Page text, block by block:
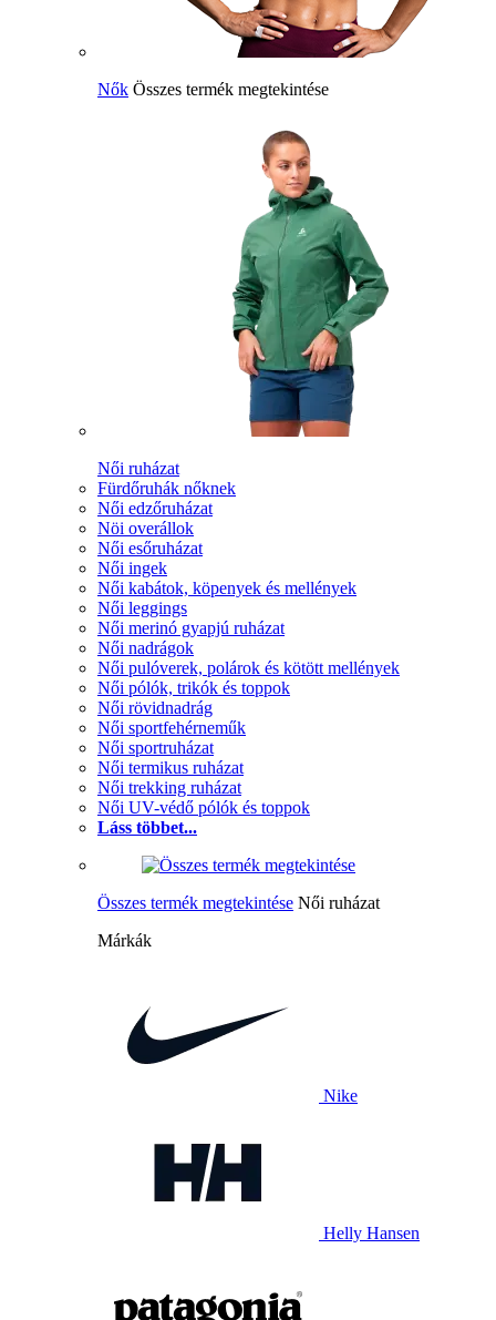
Nők Összes termék megtekintése
Női ruházat
Fürdőruhák nőknek
Női edzőruházat
Nöi overállok
Női esőruházat
Női ingek
Női kabátok, köpenyek és mellények
Női leggings
Női merinó gyapjú ruházat
Női nadrágok
Női pulóverek, polárok és kötött mellények
Női pólók, trikók és toppok
Női rövidnadrág
Női sportfehérneműk
Női sportruházat
Női termikus ruházat
Női trekking ruházat
Női UV-védő pólók és toppok
Láss többet...
Összes termék megtekintése Női ruházat
Márkák
Nike
Helly Hansen